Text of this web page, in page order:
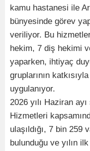
kamu hastanesi ile
bünyesinde görev
veriliyor. Bu
hekim, 7 diş hekimi
yaparken, ihtiyaç
gruplarının
uygulanıyor.
2026 yılı Haziran
Hizmetleri
ulaşıldığı, 7 bin 259
bulunduğu ve yılın